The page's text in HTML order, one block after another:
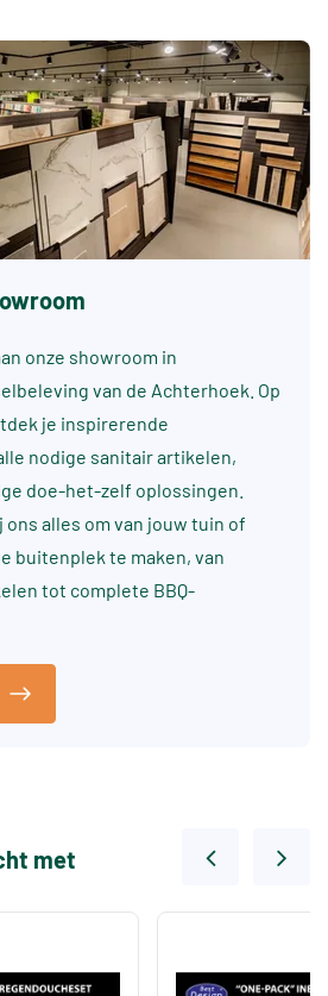
onze showroom in
van de Achterhoek. Op
je inspirerende
nodige sanitair artikelen,
doe-het-zelf oplossingen.
ons alles om van jouw tuin of
buitenplek te maken, van
tot complete BBQ-
met